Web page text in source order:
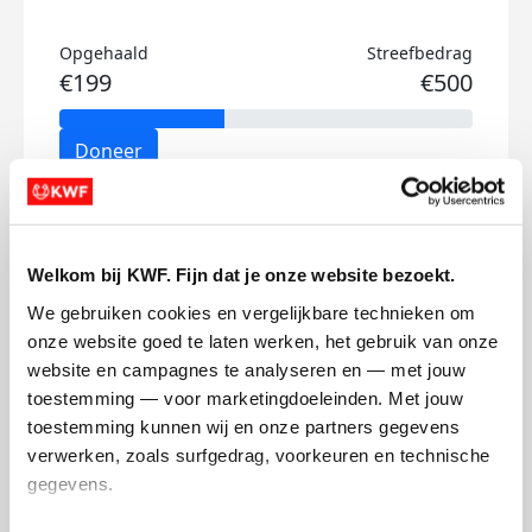
Welkom bij KWF. Fijn dat je onze website bezoekt.
We gebruiken cookies en vergelijkbare technieken om
onze website goed te laten werken, het gebruik van onze
website en campagnes te analyseren en — met jouw
toestemming — voor marketingdoeleinden. Met jouw
toestemming kunnen wij en onze partners gegevens
verwerken, zoals surfgedrag, voorkeuren en technische
gegevens.
Opgehaald
€199
Streefbedrag
€500
Doneer
Bess's badges